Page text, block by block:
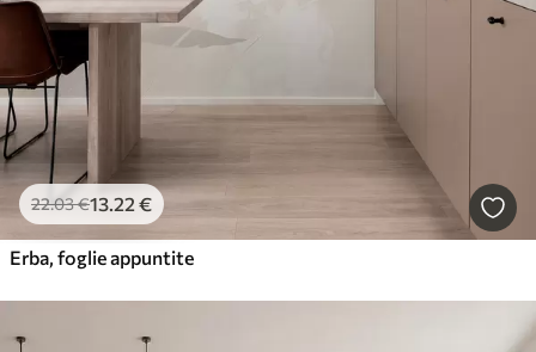
22.03€13.22 €
Erba, foglie appuntite